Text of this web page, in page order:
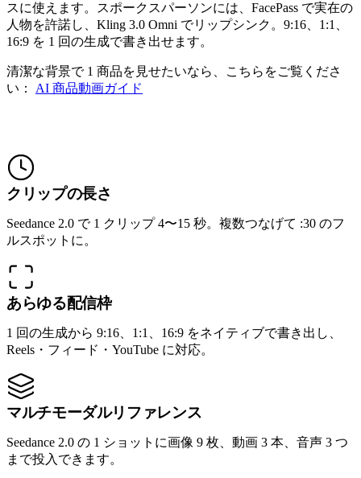
スに使えます。スポークスパーソンには、FacePass で実在の
人物を許諾し、Kling 3.0 Omni でリップシンク。9:16、1:1、
16:9 を 1 回の生成で書き出せます。
清潔な背景で 1 商品を見せたいなら、こちらをご覧くださ
い： AI 商品動画ガイド
クリップの長さ
Seedance 2.0 で 1 クリップ 4〜15 秒。複数つなげて :30 のフ
ルスポットに。
あらゆる配信枠
1 回の生成から 9:16、1:1、16:9 をネイティブで書き出し、
Reels・フィード・YouTube に対応。
マルチモーダルリファレンス
Seedance 2.0 の 1 ショットに画像 9 枚、動画 3 本、音声 3 つ
まで投入できます。